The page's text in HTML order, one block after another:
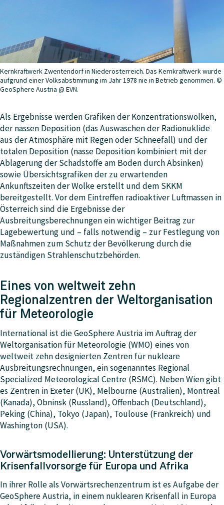
Kernkraftwerk Zwentendorf in Niederösterreich. Das Kernkraftwerk wurde
aufgrund einer Volksabstimmung im Jahr 1978 nie in Betrieb genommen. ©
GeoSphere Austria @ EVN.
Als Ergebnisse werden Grafiken der Konzentrationswolken,
der nassen Deposition (das Auswaschen der Radionuklide
aus der Atmosphäre mit Regen oder Schneefall) und der
totalen Deposition (nasse Deposition kombiniert mit der
Ablagerung der Schadstoffe am Boden durch Absinken)
sowie Übersichtsgrafiken der zu erwartenden
Ankunftszeiten der Wolke erstellt und dem SKKM
bereitgestellt. Vor dem Eintreffen radioaktiver Luftmassen in
Österreich sind die Ergebnisse der
Ausbreitungsberechnungen ein wichtiger Beitrag zur
Lagebewertung und – falls notwendig – zur Festlegung von
Maßnahmen zum Schutz der Bevölkerung durch die
zuständigen Strahlenschutzbehörden.
Eines von weltweit zehn
Regionalzentren der Weltorganisation
für Meteorologie
International ist die GeoSphere Austria im Auftrag der
Weltorganisation für Meteorologie (WMO) eines von
weltweit zehn designierten Zentren für nukleare
Ausbreitungsrechnungen, ein sogenanntes Regional
Specialized Meteorological Centre (RSMC). Neben Wien gibt
es Zentren in Exeter (UK), Melbourne (Australien), Montreal
(Kanada), Obninsk (Russland), Offenbach (Deutschland),
Peking (China), Tokyo (Japan), Toulouse (Frankreich) und
Washington (USA).
Vorwärtsmodellierung: Unterstützung der
Krisenfallvorsorge für Europa und Afrika
In ihrer Rolle als Vorwärtsrechenzentrum ist es Aufgabe der
GeoSphere Austria, in einem nuklearen Krisenfall in Europa